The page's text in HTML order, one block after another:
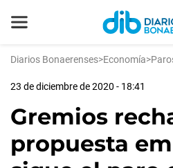
Diarios Bonaerenses>Economía>
23 de diciembre de 2020 - 18:41
Gremios
propuesta